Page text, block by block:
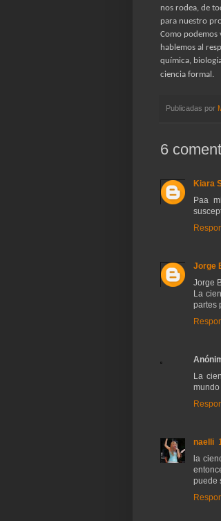
nos rodea, de
para nuestro
Como podemos
hablemos al
química,
ciencia formal.
Publicadas por
6
Kiara
Paa
Jorge
Jorge
La
partes
La
naelli
la
puede